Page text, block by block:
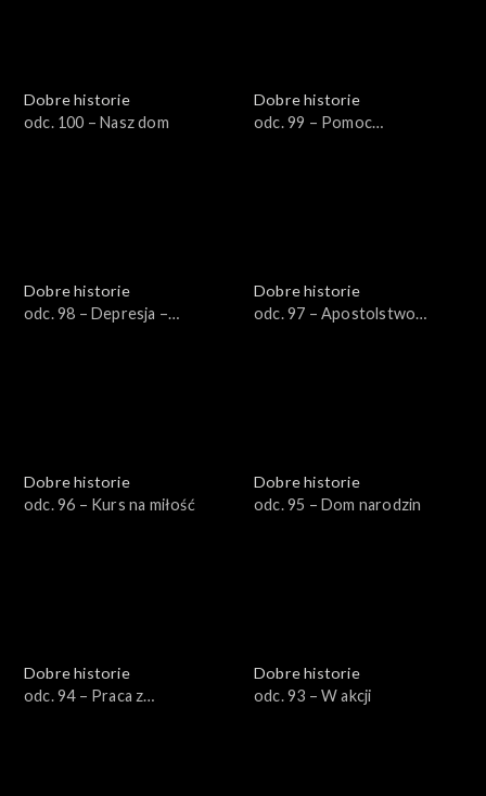
Dobre historie
odc. 100 – Nasz dom
Dobre historie
odc. 99 – Pomoc
Dobre historie
odc. 98 – Depresja –
Dobre historie
odc. 97 – Apostolstwo
Dobre historie
odc. 96 – Kurs na miłość
Dobre historie
odc. 95 – Dom narodzin
Dobre historie
odc. 94 – Praca z
Dobre historie
odc. 93 – W akcji